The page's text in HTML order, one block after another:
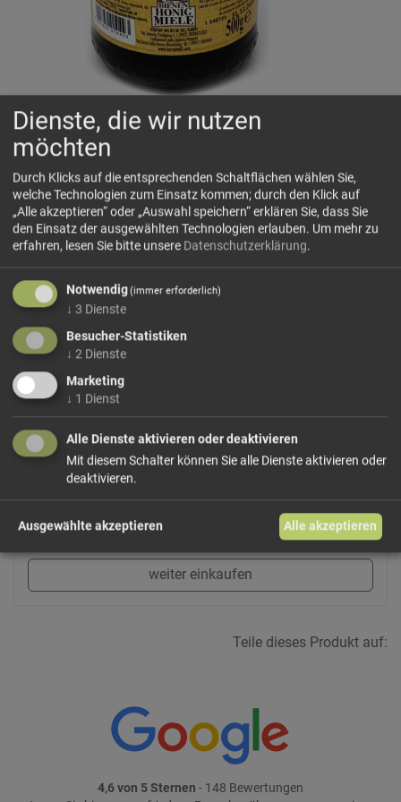
Heidekrauthonig (Erika) Horvat
Farbe:Dunkle Bernsteinfarbe mit orangen und roten
Widerscheinen im flüßigen Honig. Braun mit orangeo
Widerscheinen im kristallisierten Honig.
Duft:Nicht sehr stark, dem Karamell ähnelnd
Herkunft: Spanien
"Das abgebildete Produktfoto dient ausschließlich der
Veranschaulichung. Die auf dem Bild gezeigten Angaben, wie Inhalt,
sonstige Informationen, können abweichen, da sich diese im Laufe
der Zeit ändern können."
Größe: 500 g
In den Warenkorb
weiter einkaufen
Teile dieses Produkt auf:
4,6 von 5 Sternen - 148 Bewertungen
Dienste, die wir nutzen
möchten
Durch Klicks auf die entsprechenden Schaltflächen wählen Sie,
welche Technologien zum Einsatz kommen; durch den Klick auf
„Alle akzeptieren“ oder „Auswahl speichern“ erklären Sie, dass Sie
den Einsatz der ausgewählten Technologien erlauben. Um mehr zu
erfahren, lesen Sie bitte unsere Datenschutzerklärung.
Notwendig(immer erforderlich)
↓ 3 Dienste
Besucher-Statistiken
↓ 2 Dienste
Marketing
↓ 1 Dienst
Alle Dienste aktivieren oder deaktivieren
Mit diesem Schalter können Sie alle Dienste aktivieren oder
deaktivieren.
Ausgewählte akzeptieren Alle akzeptieren